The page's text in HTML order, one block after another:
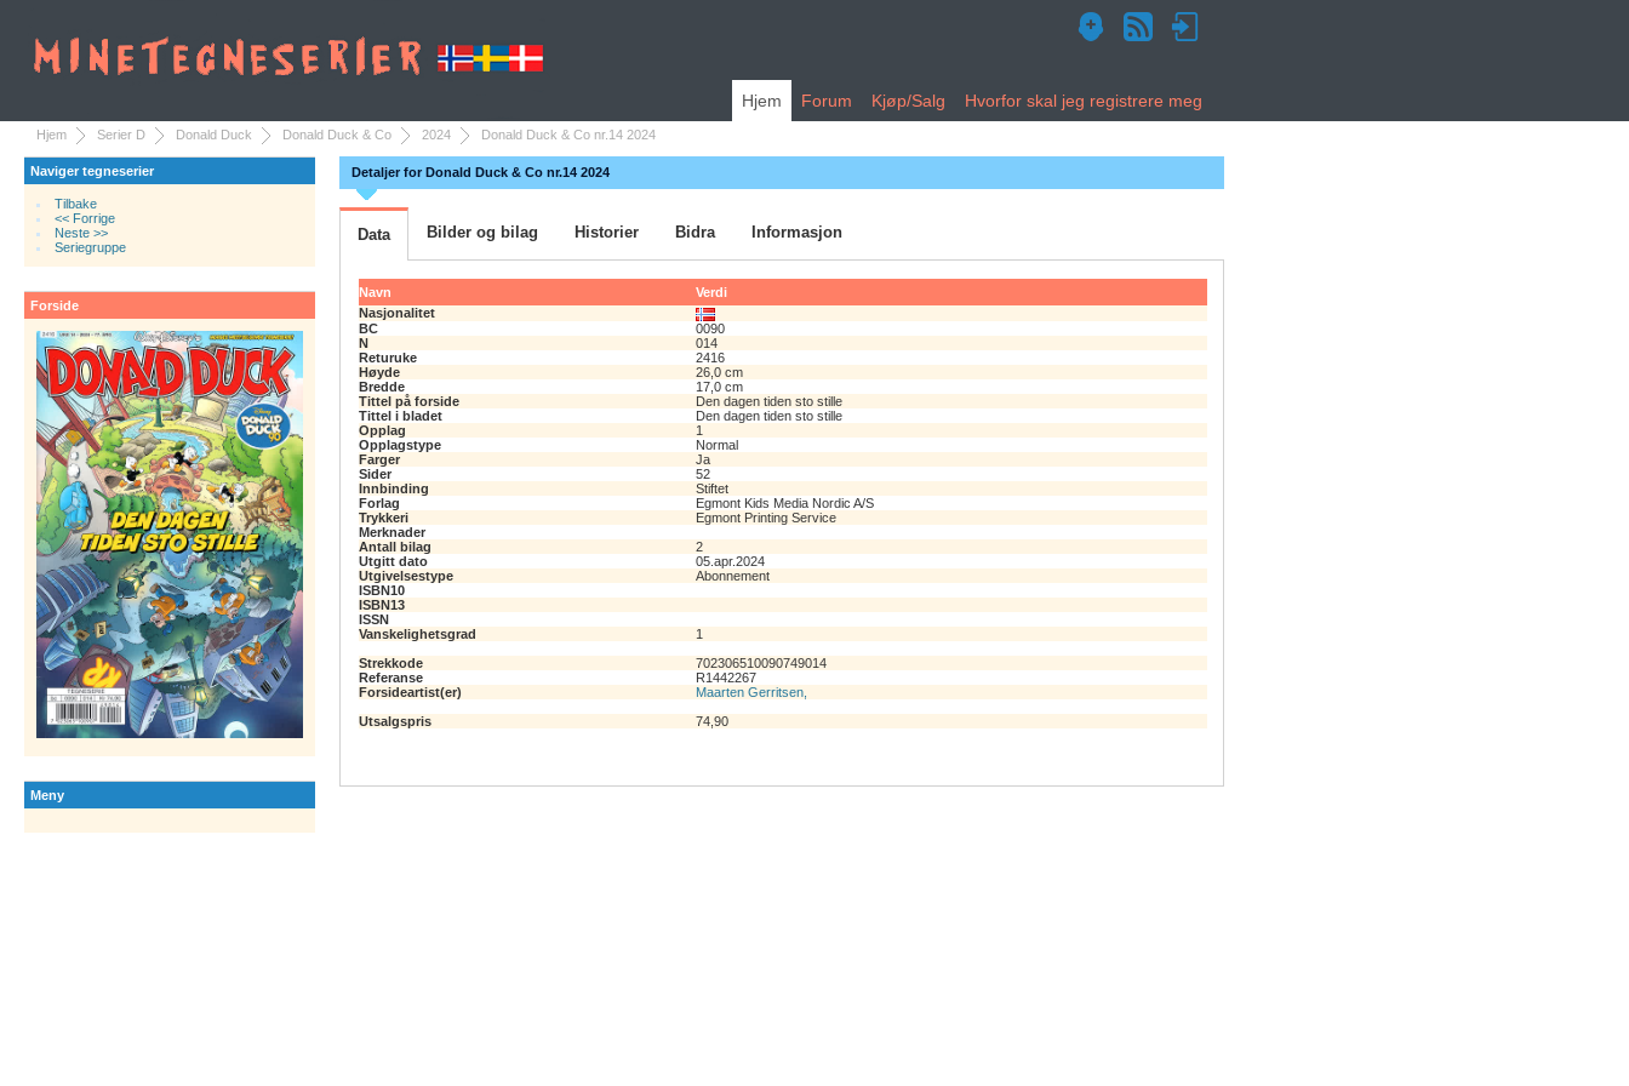
Hjem Forum Kjøp/Salg Hvorfor skal jeg registrere meg
Hjem Serier D Donald Duck Donald Duck & Co 2024 Donald Duck & Co nr.14 2024
Naviger tegneserier
Tilbake
<< Forrige
Neste >>
Seriegruppe
Forside
Meny
Detaljer for Donald Duck & Co nr.14 2024
Data Bilder og bilag Historier Bidra Informasjon
Navn
Verdi
Nasjonalitet
BC
0090
N
014
Returuke
2416
Høyde
26,0 cm
Bredde
17,0 cm
Tittel på forside
Den dagen tiden sto stille
Tittel i bladet
Den dagen tiden sto stille
Opplag
1
Opplagstype
Normal
Farger
Ja
Sider
52
Innbinding
Stiftet
Forlag
Egmont Kids Media Nordic A/S
Trykkeri
Egmont Printing Service
Merknader
Antall bilag
2
Utgitt dato
05.apr.2024
Utgivelsestype
Abonnement
ISBN10
ISBN13
ISSN
Vanskelighetsgrad
1
Strekkode
702306510090749014
Referanse
R1442267
Forsideartist(er)
Maarten Gerritsen,
Utsalgspris
74,90